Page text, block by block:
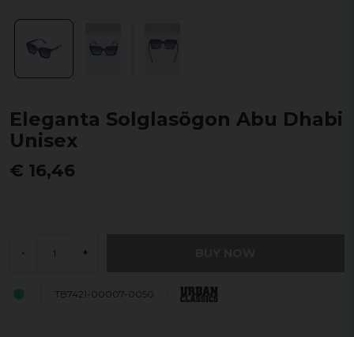
Eleganta Solglasögon Abu Dhabi
Unisex
€ 16,46
- +
TB7421-00007-0050